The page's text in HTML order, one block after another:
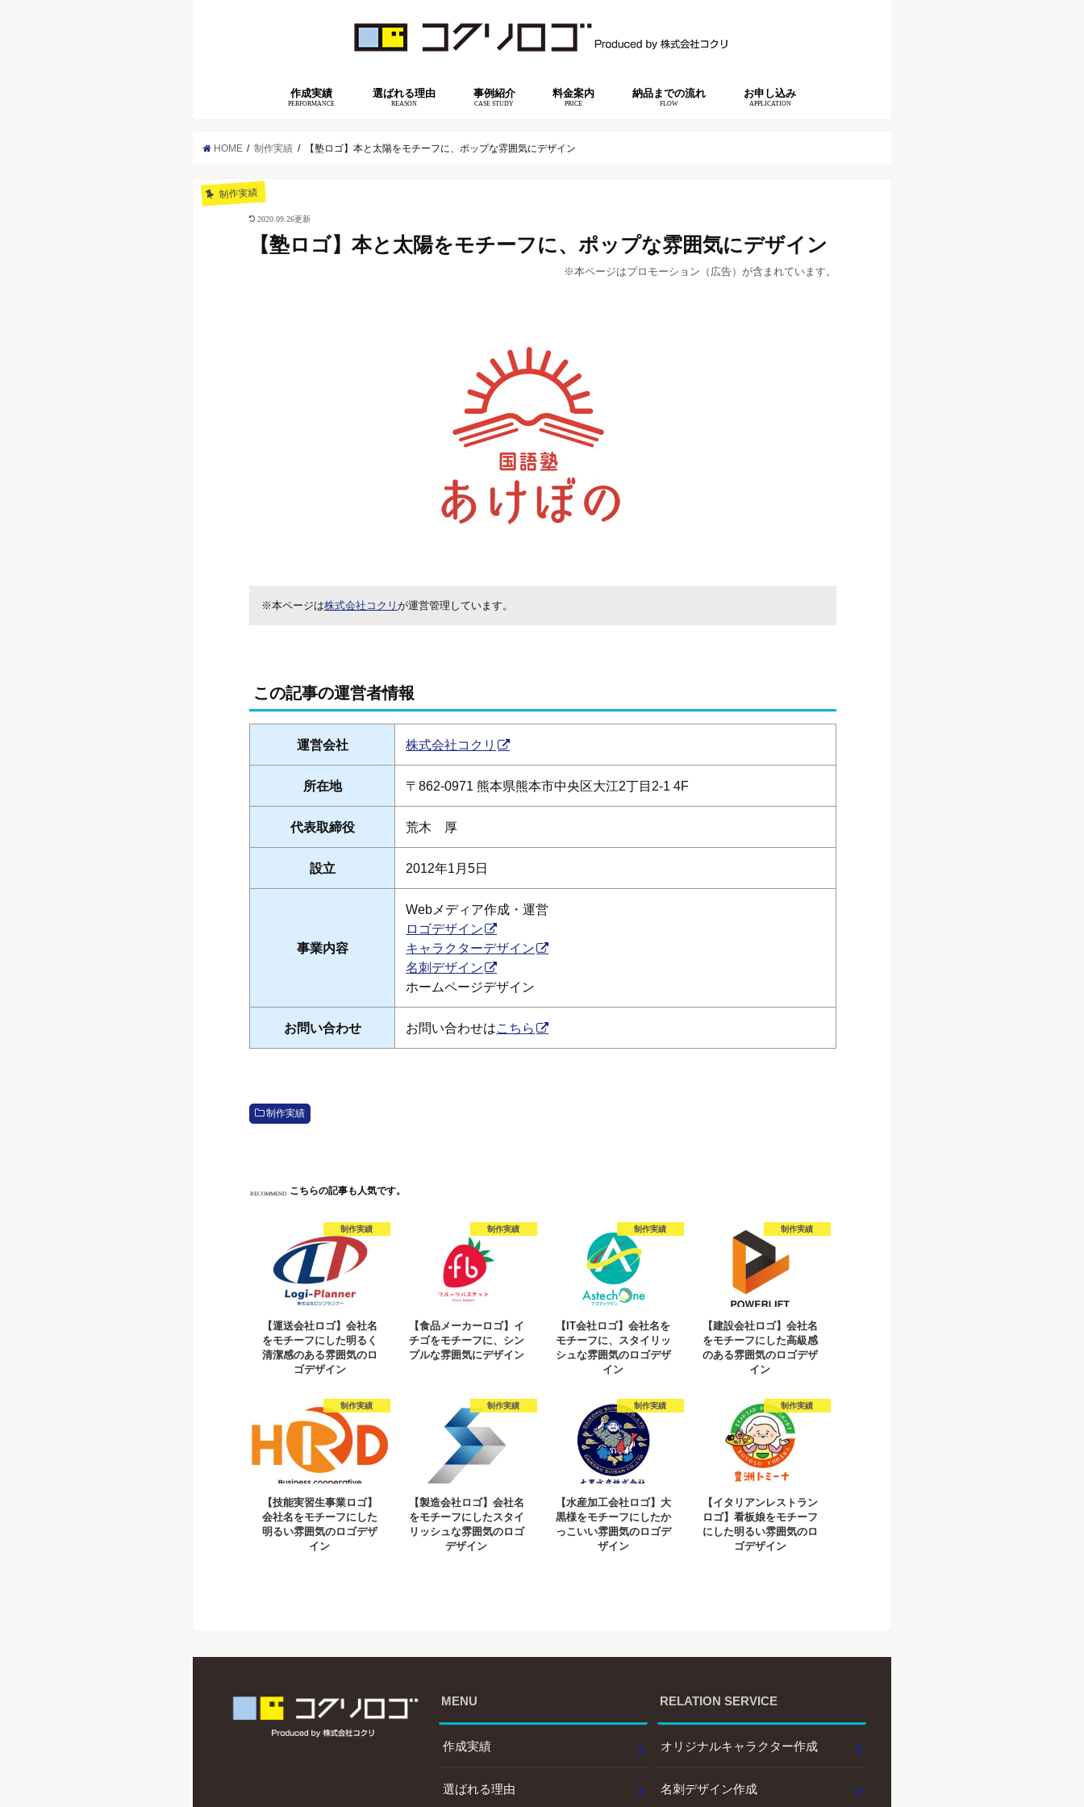
作成実績
PERFORMANCE
選ばれる理由
REASON
事例紹介
CASE STUDY
料金案内
PRICE
納品までの流れ
FLOW
お申し込み
APPLICATION
HOME 制作実績 【塾ロゴ】本と太陽をモチーフに、ポップな雰囲気にデザイン
制作実績
2020.09.26更新
【塾ロゴ】本と太陽をモチーフに、ポップな雰囲気にデザイン
※本ページはプロモーション（広告）が含まれています。
※本ページは株式会社コクリ が運営管理しています。
この記事の運営者情報
運営会社 株式会社コクリ
所在地 〒862-0971 熊本県熊本市中央区大江2丁目2-1 4F
代表取締役 荒木 厚
設立 2012年1月5日
事業内容
Webメディア作成・運営
ロゴデザイン
キャラクターデザイン
名刺デザイン
ホームページデザイン
お問い合わせ お問い合わせはこちら
制作実績
RECOMMEND こちらの記事も人気です。
制作実績
【運送会社ロゴ】会社名
をモチーフにした明るく
清潔感のある雰囲気のロ
ゴデザイン
制作実績
【食品メーカーロゴ】イ
チゴをモチーフに、シン
プルな雰囲気にデザイン
制作実績
【IT会社ロゴ】会社名を
モチーフに、スタイリッ
シュな雰囲気のロゴデザ
イン
制作実績
【建設会社ロゴ】会社名
をモチーフにした高級感
のある雰囲気のロゴデザ
イン
制作実績
【技能実習生事業ロゴ】
会社名をモチーフにした
明るい雰囲気のロゴデザ
イン
制作実績
【製造会社ロゴ】会社名
をモチーフにしたスタイ
リッシュな雰囲気のロゴ
デザイン
制作実績
【水産加工会社ロゴ】大
黒様をモチーフにしたか
っこいい雰囲気のロゴデ
ザイン
制作実績
【イタリアンレストラン
ロゴ】看板娘をモチーフ
にした明るい雰囲気のロ
ゴデザイン
MENU
作成実績
選ばれる理由
RELATION SERVICE
オリジナルキャラクター作成
名刺デザイン作成